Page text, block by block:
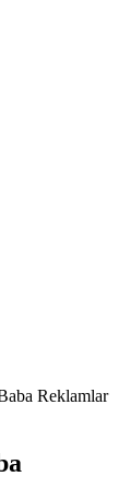
Reklamlar